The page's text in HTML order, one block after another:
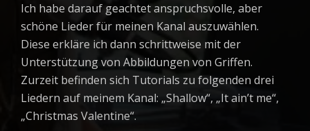
Ich habe darauf geachtet anspruchsvolle, aber
schöne Lieder für meinen Kanal auszuwählen.
Diese erkläre ich dann schrittweise mit der
Unterstützung von Abbildungen von Griffen.
Zurzeit befinden sich Tutorials zu folgenden drei
Liedern auf meinem Kanal: „Shallow“, „It ain’t me“,
„Christmas Valentine“.